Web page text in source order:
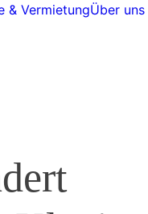
& VermietungÜber uns